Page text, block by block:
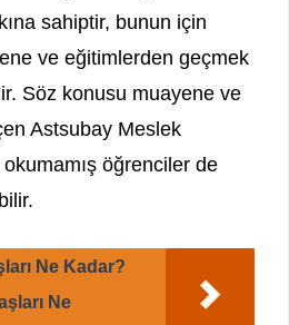
sahiptir, bunun için
ve eğitimlerden geçmek
Söz konusu muayene ve
Astsubay Meslek
öğrenciler de
Ne Kadar?
Ne